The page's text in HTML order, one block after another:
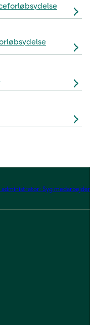
administrator: Syg medarbejder